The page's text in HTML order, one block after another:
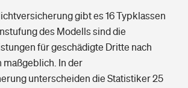
gibt es 16 Typklassen
des Modells sind die
für geschädigte Dritte nach
In der
unterscheiden die Statistiker 25